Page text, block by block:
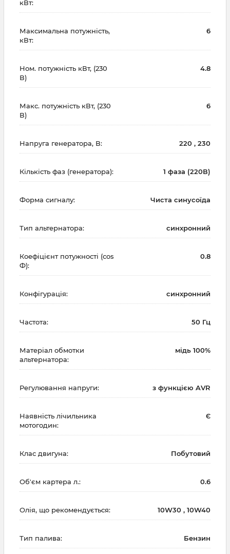
кВт:
Максимальна потужність,
кВт:
6
Ном. потужність кВт, (230
В)
4.8
Макс. потужність кВт, (230
В)
6
Напруга генератора, В: 220 , 230
Кількість фаз (генератора): 1 фаза (220В)
Форма сигналу: Чиста синусоїда
Тип альтернатора: синхронний
Коефіцієнт потужності (cos
Ф):
0.8
Конфігурація: синхронний
Частота: 50 Гц
Матеріал обмотки
альтернатора:
мідь 100%
Регулювання напруги: з функцією AVR
Наявність лічильника
мотогодин:
Є
Клас двигуна: Побутовий
Об'єм картера л.: 0.6
Олія, що рекомендується: 10W30 , 10W40
Тип палива: Бензин